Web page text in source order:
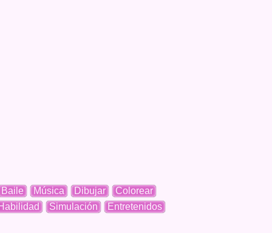
Baile Música Dibujar
Colorear
Simulación
Entretenidos